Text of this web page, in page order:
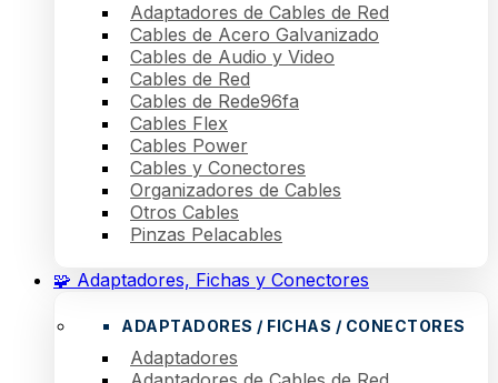
Adaptadores de Cables de Red
Cables de Acero Galvanizado
Cables de Audio y Video
Cables de Red
Cables de Rede96fa
Cables Flex
Cables Power
Cables y Conectores
Organizadores de Cables
Otros Cables
Pinzas Pelacables
🧩 Adaptadores, Fichas y Conectores
ADAPTADORES / FICHAS / CONECTORES
Adaptadores